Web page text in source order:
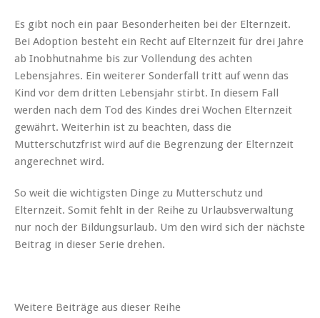
Es gibt noch ein paar Besonderheiten bei der Elternzeit.
Bei Adoption besteht ein Recht auf Elternzeit für drei Jahre
ab Inobhutnahme bis zur Vollendung des achten
Lebensjahres. Ein weiterer Sonderfall tritt auf wenn das
Kind vor dem dritten Lebensjahr stirbt. In diesem Fall
werden nach dem Tod des Kindes drei Wochen Elternzeit
gewährt. Weiterhin ist zu beachten, dass die
Mutterschutzfrist wird auf die Begrenzung der Elternzeit
angerechnet wird.
So weit die wichtigsten Dinge zu Mutterschutz und
Elternzeit. Somit fehlt in der Reihe zu Urlaubsverwaltung
nur noch der Bildungsurlaub. Um den wird sich der nächste
Beitrag in dieser Serie drehen.
Weitere Beiträge aus dieser Reihe